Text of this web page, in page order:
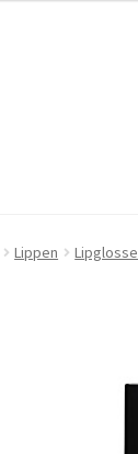
Lippen Lipglosse